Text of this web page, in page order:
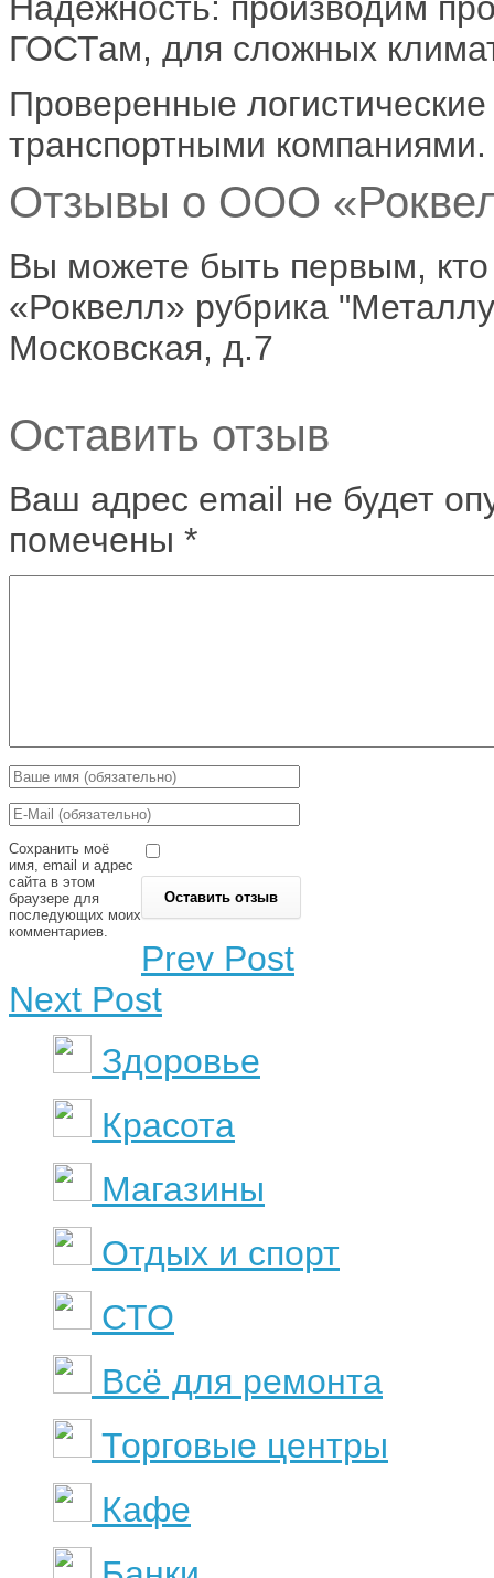
ГОСТам, для сложных
Проверенные
транспортными компаниями.
Отзывы о ООО
Вы можете быть первым,
«Роквелл» рубрика
Московская, д.7
Оставить отзыв
Ваш адрес email не будет
помечены *
Сохранить моё
имя, email и адрес
сайта в этом
браузере для
последующих моих
комментариев.
Prev Post
Next Post
Здоровье
Красота
Магазины
Отдых и спорт
СТО
Всё для ремонта
Торговые центры
Кафе